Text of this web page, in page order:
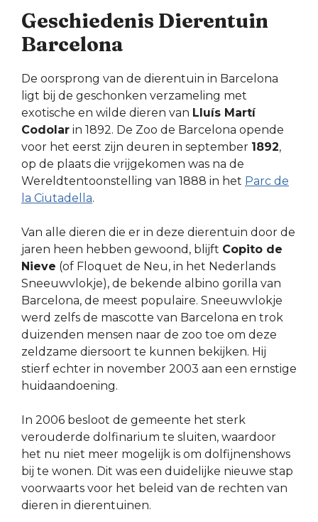
Geschiedenis Dierentuin
Barcelona
De oorsprong van de dierentuin in Barcelona
ligt bij de geschonken verzameling met
exotische en wilde dieren van Lluís Martí
Codolar in 1892. De Zoo de Barcelona opende
voor het eerst zijn deuren in september 1892,
op de plaats die vrijgekomen was na de
Wereldtentoonstelling van 1888 in het Parc de
la Ciutadella.
Van alle dieren die er in deze dierentuin door de
jaren heen hebben gewoond, blijft Copito de
Nieve (of Floquet de Neu, in het Nederlands
Sneeuwvlokje), de bekende albino gorilla van
Barcelona, de meest populaire. Sneeuwvlokje
werd zelfs de mascotte van Barcelona en trok
duizenden mensen naar de zoo toe om deze
zeldzame diersoort te kunnen bekijken. Hij
stierf echter in november 2003 aan een ernstige
huidaandoening.
In 2006 besloot de gemeente het sterk
verouderde dolfinarium te sluiten, waardoor
het nu niet meer mogelijk is om dolfijnenshows
bij te wonen. Dit was een duidelijke nieuwe stap
voorwaarts voor het beleid van de rechten van
dieren in dierentuinen.